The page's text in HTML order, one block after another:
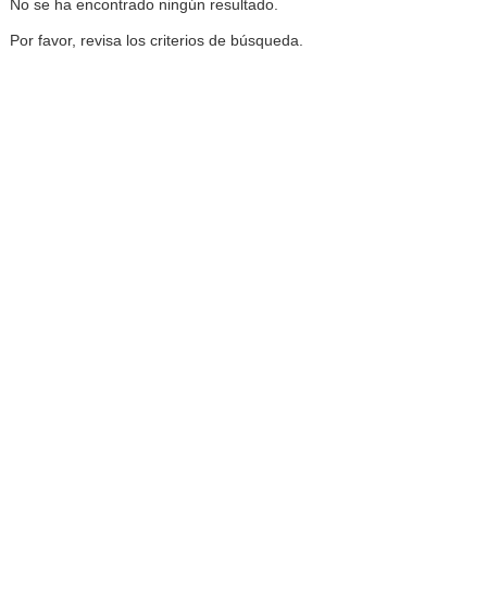
No se ha encontrado ningún resultado.
Por favor, revisa los criterios de búsqueda.